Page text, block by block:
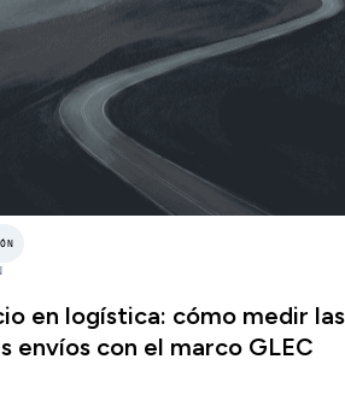
en logística: cómo medir las
envíos con el marco GLEC